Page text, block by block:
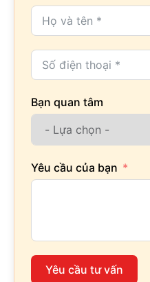
Bạn quan tâm
Yêu cầu của bạn
Yêu cầu tư vấn